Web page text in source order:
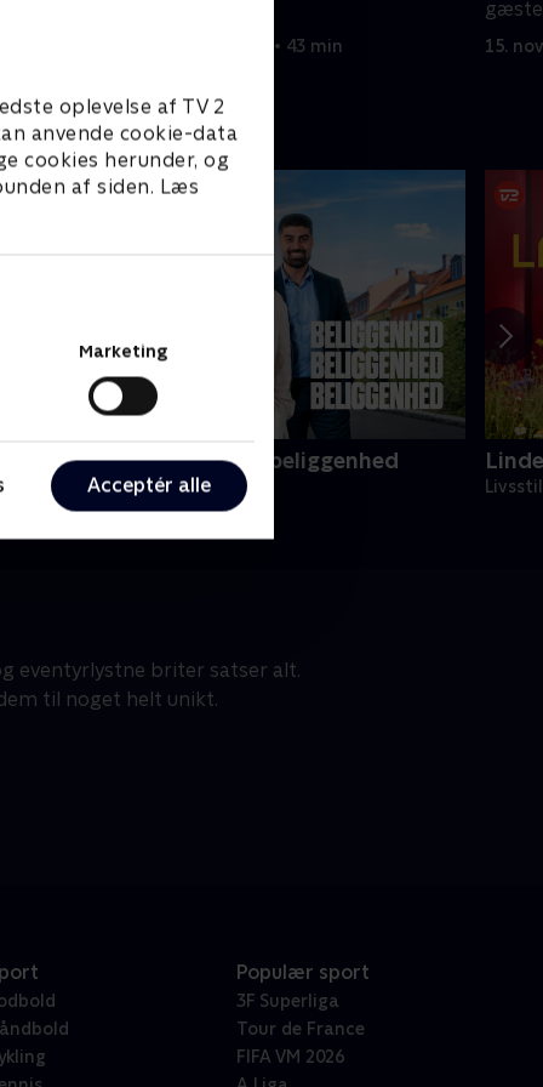
oplevelse af TV 2
anvende cookie-data
cookies herunder, og
af siden. Læs
Marketing
Acceptér alle
15. november 2025 • 43 min 15.
Beliggenhed, beliggenhed, beliggenhed
• 18 sæsoner
eventyrlystne briter satser alt.
til noget helt unikt.
Populær sport
3F Superliga
Tour de France
FIFA VM 2026